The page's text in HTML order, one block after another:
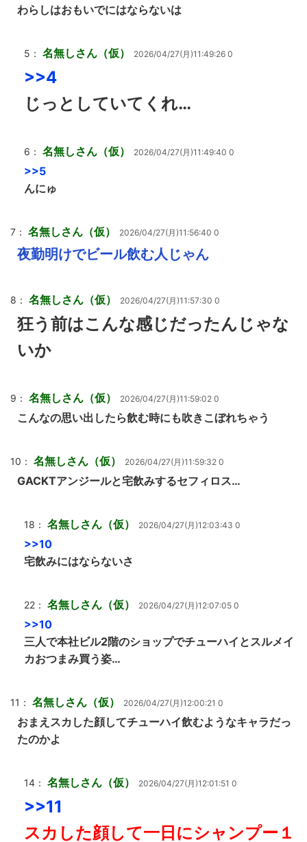
わらしはおもいでにはならないは
5： 名無しさん（仮） 2026/04/27(月)11:49:26 0
>>4
じっとしていてくれ…
6： 名無しさん（仮） 2026/04/27(月)11:49:40 0
>>5
んにゅ
7： 名無しさん（仮） 2026/04/27(月)11:56:40 0
夜勤明けでビール飲む人じゃん
8： 名無しさん（仮） 2026/04/27(月)11:57:30 0
狂う前はこんな感じだったんじゃな
いか
9： 名無しさん（仮） 2026/04/27(月)11:59:02 0
こんなの思い出したら飲む時にも吹きこぼれちゃう
10： 名無しさん（仮） 2026/04/27(月)11:59:32 0
GACKTアンジールと宅飲みするセフィロス…
18： 名無しさん（仮） 2026/04/27(月)12:03:43 0
>>10
宅飲みにはならないさ
22： 名無しさん（仮） 2026/04/27(月)12:07:05 0
>>10
三人で本社ビル2階のショップでチューハイとスルメイ
カおつまみ買う姿…
11： 名無しさん（仮） 2026/04/27(月)12:00:21 0
おまえスカした顔してチューハイ飲むようなキャラだっ
たのかよ
14： 名無しさん（仮） 2026/04/27(月)12:01:51 0
>>11
スカした顔して一日にシャンプー１